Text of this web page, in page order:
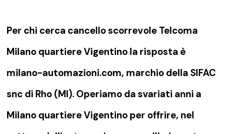
Per chi cerca cancello scorrevole Telcoma
Milano quartiere Vigentino la risposta è
milano-automazioni.com, marchio della SIFAC
snc di Rho (MI). Operiamo da svariati anni a
Milano quartiere Vigentino per offrire, nel